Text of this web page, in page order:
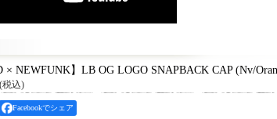
× NEWFUNK】LB OG LOGO SNAPBACK CAP (Nv/
(税込)
Facebookでシェア